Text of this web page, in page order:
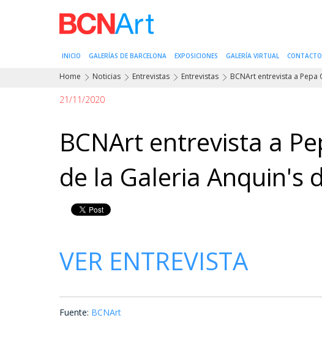
INICIO GALERÍAS DE BARCELONA EXPOSICIONES GALERÍA VIRTUAL CONTACTO
Home Noticias Entrevistas Entrevistas BCNArt entrevista a
21/11/2020
BCNArt entrevista a
de la Galeria Anquin's
VER ENTREVISTA
Fuente: BCNArt